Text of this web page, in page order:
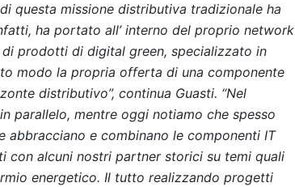
di questa missione distributiva tradizionale ha
ha portato all’ interno del proprio network
prodotti di digital green, specializzato in
modo la propria offerta di una componente
distributivo”, continua Guasti. “Nel
parallelo, mentre oggi notiamo che spesso
e combinano le componenti IT
con alcuni nostri partner storici su temi quali
energetico. Il tutto realizzando progetti